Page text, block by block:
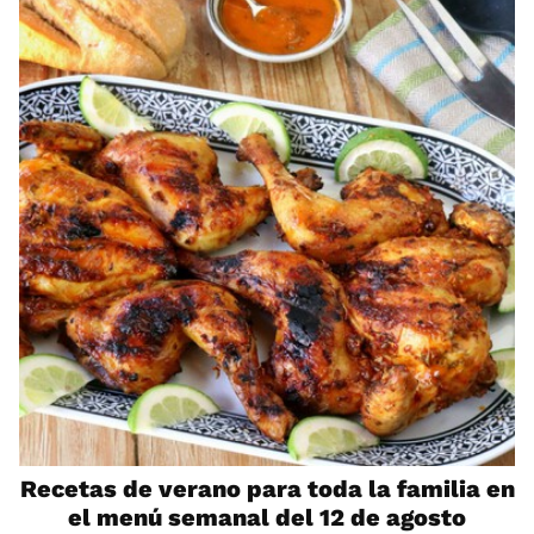
Recetas de verano para toda la familia en
el menú semanal del 12 de agosto